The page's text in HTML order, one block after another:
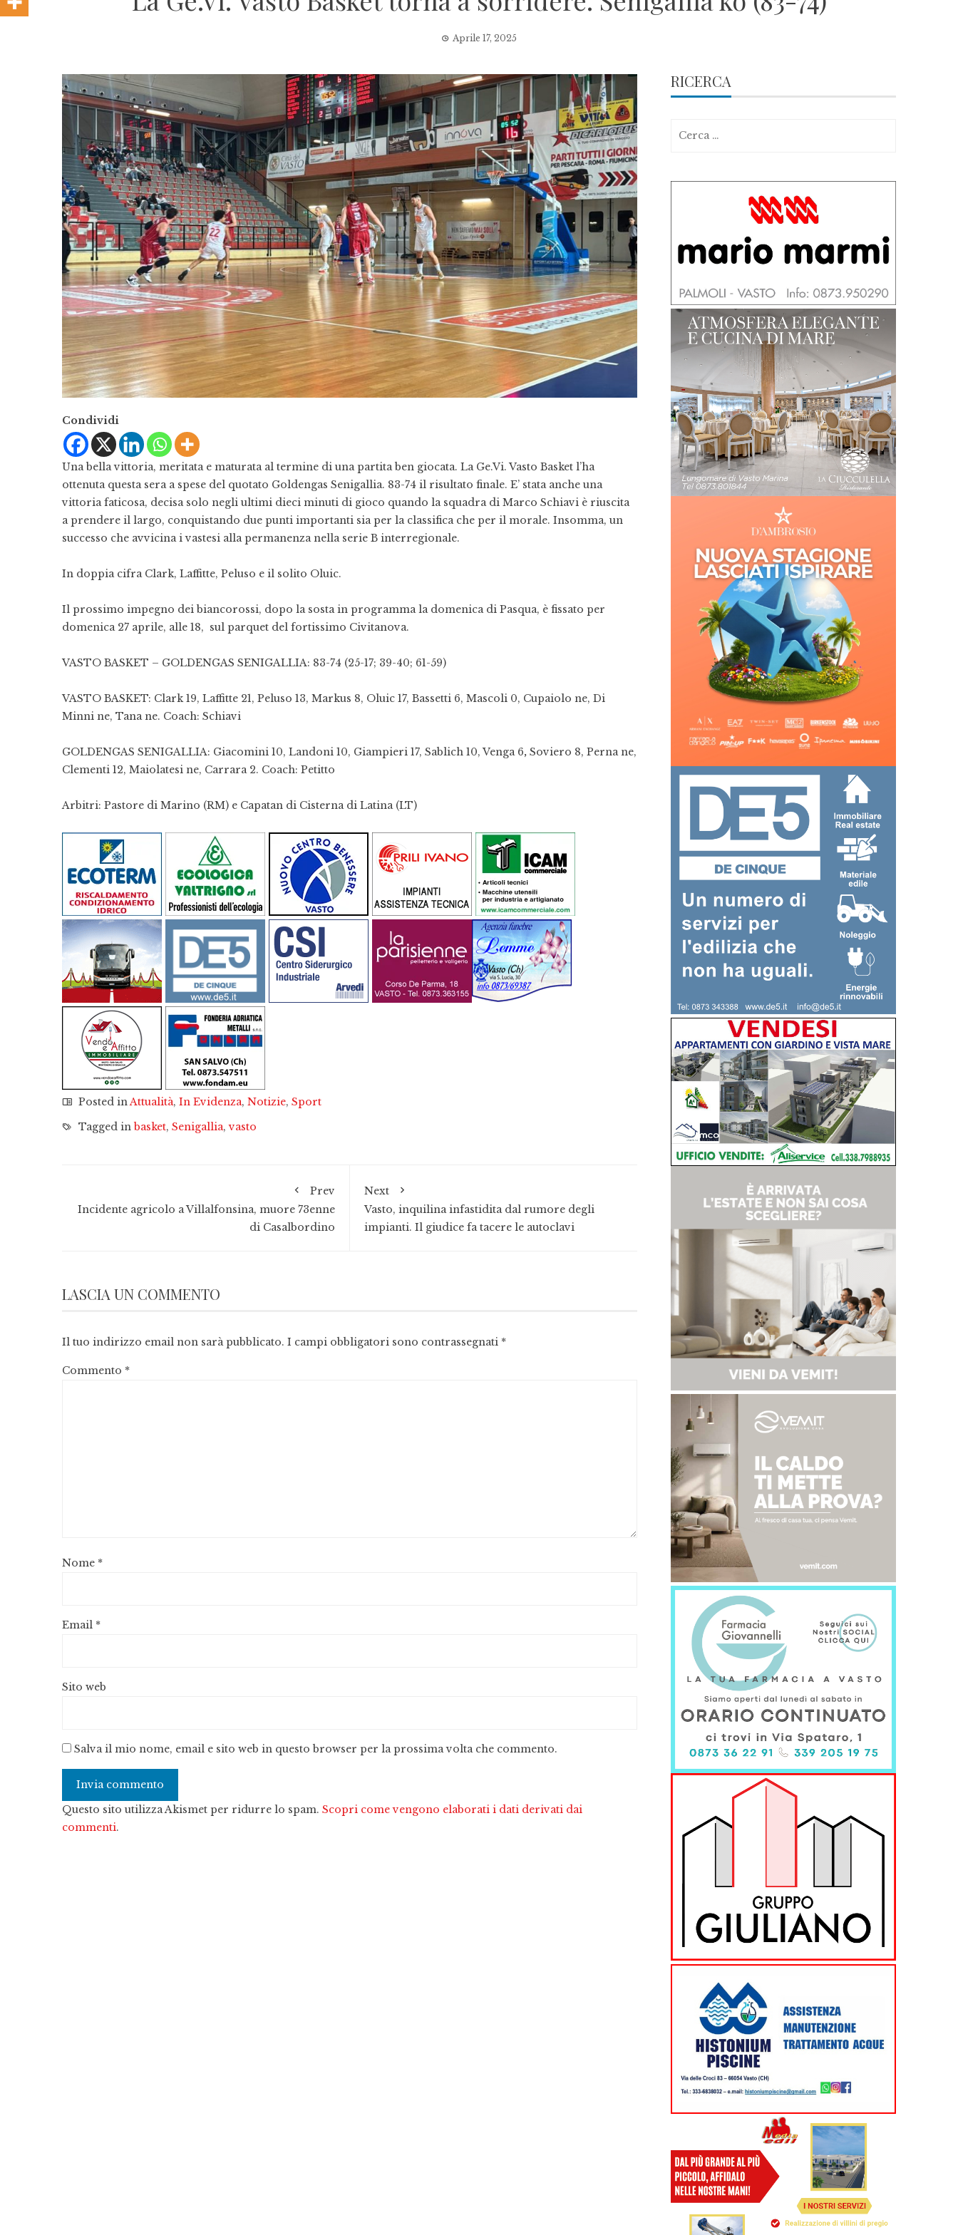
Aprile 17, 2025
Condividi
Una bella vittoria, meritata e maturata al termine di una partita ben giocata. La Ge.Vi. Vasto Basket l’ha
ottenuta questa sera a spese del quotato Goldengas Senigallia. 83-74 il risultato finale. E’ stata anche una
vittoria faticosa, decisa solo negli ultimi dieci minuti di gioco quando la squadra di Marco Schiavi è riuscita
a prendere il largo, conquistando due punti importanti sia per la classifica che per il morale. Insomma, un
successo che avvicina i vastesi alla permanenza nella serie B interregionale.
In doppia cifra Clark, Laffitte, Peluso e il solito Oluic.
Il prossimo impegno dei biancorossi, dopo la sosta in programma la domenica di Pasqua, è fissato per
domenica 27 aprile, alle 18, sul parquet del fortissimo Civitanova.
VASTO BASKET – GOLDENGAS SENIGALLIA: 83-74 (25-17; 39-40; 61-59)
VASTO BASKET: Clark 19, Laffitte 21, Peluso 13, Markus 8, Oluic 17, Bassetti 6, Mascoli 0, Cupaiolo ne, Di
Minni ne, Tana ne. Coach: Schiavi
GOLDENGAS SENIGALLIA: Giacomini 10, Landoni 10, Giampieri 17, Sablich 10, Venga 6, Soviero 8, Perna ne,
Clementi 12, Maiolatesi ne, Carrara 2. Coach: Petitto
Arbitri: Pastore di Marino (RM) e Capatan di Cisterna di Latina (LT)
Posted inAttualità, In Evidenza, Notizie, Sport
Tagged inbasket, Senigallia,vasto
Prev
Incidente agricolo a Villalfonsina, muore 73enne
di Casalbordino
Next
Vasto, inquilina infastidita dal rumore degli
impianti. Il giudice fa tacere le autoclavi
LASCIA UN COMMENTO
Il tuo indirizzo email non sarà pubblicato. I campi obbligatori sono contrassegnati *
Commento *
Nome *
Email *
Sito web
Salva il mio nome, email e sito web in questo browser per la prossima volta che commento.
Questo sito utilizza Akismet per ridurre lo spam. Scopri come vengono elaborati i dati derivati dai
commenti.
RICERCA